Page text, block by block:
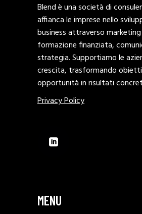
Blend è una società di
affianca le imprese nello
business attraverso
formazione finanziata,
strategia. Supportiamo le
crescita, trasformando
opportunità in risultati
Privacy Policy
MENU